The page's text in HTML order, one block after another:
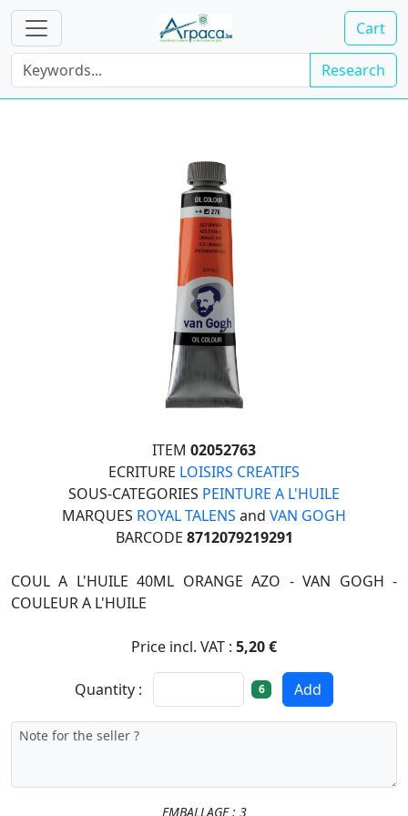
Cart
Research
ITEM 02052763
ECRITURE LOISIRS CREATIFS
SOUS-CATEGORIES PEINTURE A L'HUILE
MARQUES ROYAL TALENS and VAN GOGH
BARCODE 8712079219291
COUL A L'HUILE 40ML ORANGE AZO - VAN GOGH -
COULEUR A L'HUILE
Price incl. VAT : 5,20 €
Quantity : 6 Add
EMBALLAGE : 3